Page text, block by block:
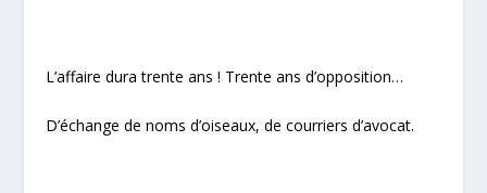
L’affaire dura trente ans ! Trente ans d’opposition…
D’échange de noms d’oiseaux, de courriers d’avocat.